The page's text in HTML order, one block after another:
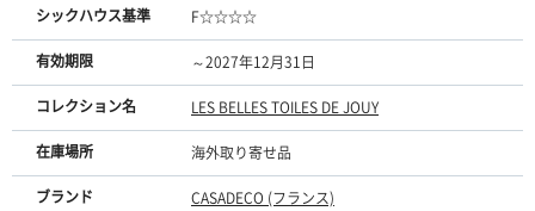
シックハウス基準 F☆☆☆☆
有効期限 ～2027年12月31日
コレクション名 LES BELLES TOILES DE JOUY
在庫場所 海外取り寄せ品
ブランド CASADECO (フランス)